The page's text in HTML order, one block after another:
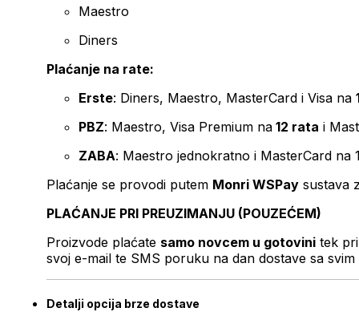
Maestro
Diners
Plaćanje na rate:
Erste: Diners, Maestro, MasterCard i Visa na
PBZ: Maestro, Visa Premium na 12 rata i
ZABA: Maestro jednokratno i MasterCard na
Plaćanje se provodi putem Monri WSPay sustava
PLAĆANJE PRI PREUZIMANJU (POUZEĆEM)
Proizvode plaćate samo novcem u gotovini tek
svoj e-mail te SMS poruku na dan dostave sa svim
Detalji opcija brze dostave